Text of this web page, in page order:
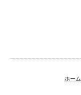
ホーム